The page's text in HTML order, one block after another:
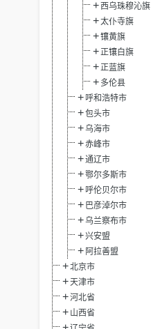
西乌珠穆沁旗
太仆寺旗
镶黄旗
正镶白旗
正蓝旗
多伦县
呼和浩特市
包头市
乌海市
赤峰市
通辽市
鄂尔多斯市
呼伦贝尔市
巴彦淖尔市
乌兰察布市
兴安盟
阿拉善盟
北京市
天津市
河北省
山西省